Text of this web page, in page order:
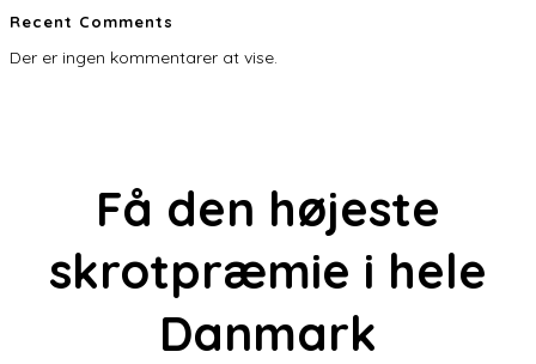
Recent Comments
Der er ingen kommentarer at vise.
Få den højeste
skrotpræmie i hele
Danmark